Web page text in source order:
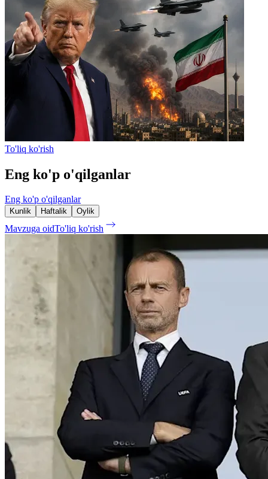
To'liq ko'rish
Eng ko'p o'qilganlar
Eng ko'p o'qilganlar
Kunlik Haftalik Oylik
Mavzuga oidTo'liq ko'rish